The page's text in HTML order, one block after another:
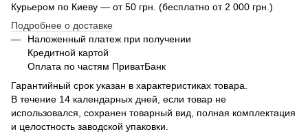
Курьером по Киеву — от 50 грн. (бесплатно от 2 000 грн.)
Подробнее о доставке
Наложенный платеж при получении
Кредитной картой
Оплата по частям ПриватБанк
Гарантийный срок указан в характеристиках товара.
В течение 14 календарных дней, если товар не
использовался, сохранен товарный вид, полная комплектация
и целостность заводской упаковки.